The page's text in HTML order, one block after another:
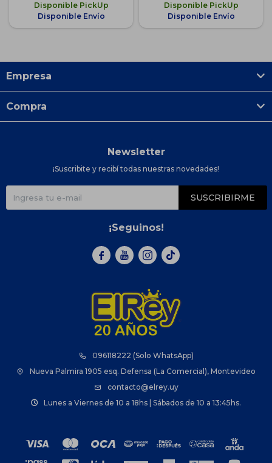
Disponible PickUp
Disponible Envío
Disponible PickUp
Disponible Envío
096118222 (Solo WhatsApp)
Nueva Palmira 1905 esq. Defensa (La Comercial), Montevideo
contacto@elrey.uy
Lunes a Viernes de 10 a 18hs | Sábados de 10 a 13:45hs.
Empresa
Compra
Newsletter
¡Suscribite y recibí todas nuestras novedades!
SUSCRIBIRME
¡Seguinos!
  